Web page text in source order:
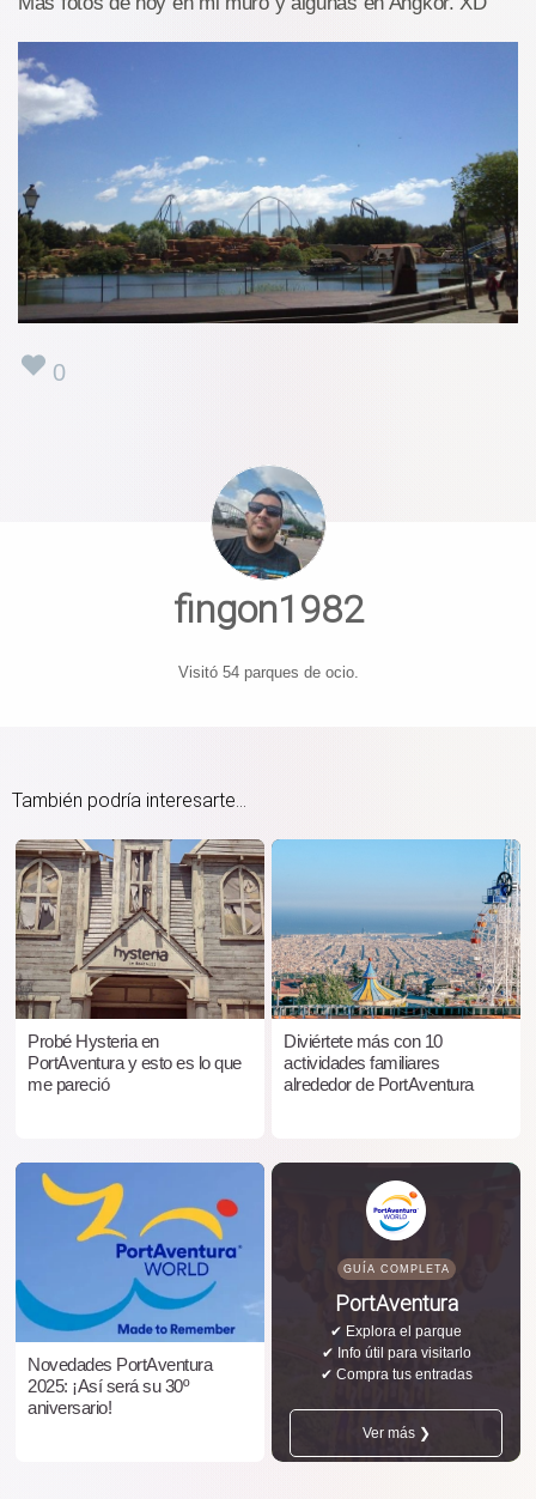
0
fingon1982
Visitó 54 parques de ocio.
También podría interesarte...
Probé Hysteria en
PortAventura y esto es lo que
me pareció
Diviértete más con 10
actividades familiares
alrededor de PortAventura
Novedades PortAventura
2025: ¡Así será su 30º
aniversario!
GUÍA COMPLETA
PortAventura
✔ Explora el parque
✔ Info útil para visitarlo
✔ Compra tus entradas
Ver más ❯